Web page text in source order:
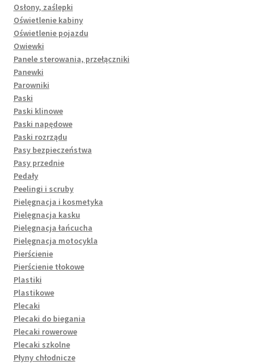
Osłony, zaślepki
Oświetlenie kabiny
Oświetlenie pojazdu
Owiewki
Panele sterowania, przełączniki
Panewki
Parowniki
Paski
Paski klinowe
Paski napędowe
Paski rozrządu
Pasy bezpieczeństwa
Pasy przednie
Pedały
Peelingi i scruby
Pielęgnacja i kosmetyka
Pielęgnacja kasku
Pielęgnacja łańcucha
Pielęgnacja motocykla
Pierścienie
Pierścienie tłokowe
Plastiki
Plastikowe
Plecaki
Plecaki do biegania
Plecaki rowerowe
Plecaki szkolne
Płyny chłodnicze